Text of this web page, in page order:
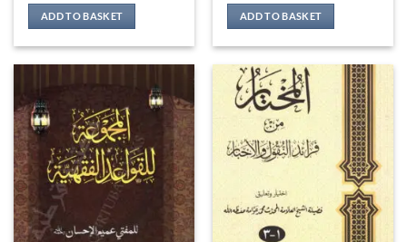
ADD TO BASKET ADD TO BASKET